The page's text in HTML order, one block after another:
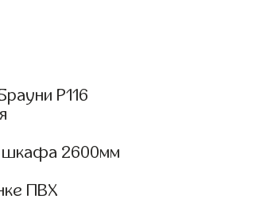
Р116
шкафа 2600мм
ПВХ